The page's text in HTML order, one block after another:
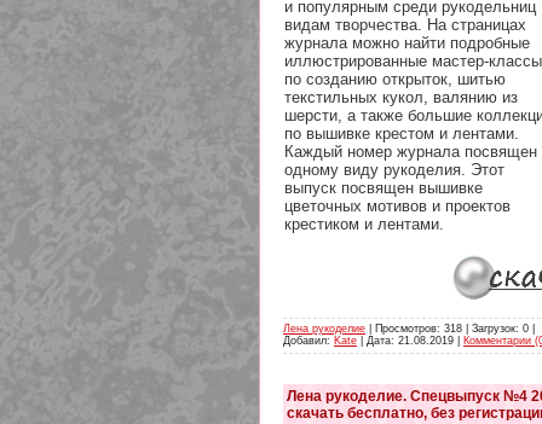
и популярным среди рукодельниц
видам творчества. На страницах
журнала можно найти подробные
иллюстрированные мастер-классы
по созданию открыток, шитью
текстильных кукол, валянию из
шерсти, а также большие
по вышивке крестом и лентами.
Каждый номер журнала посвящен
одному виду рукоделия. Этот
выпуск посвящен вышивке
цветочных мотивов и проектов
крестиком и лентами.
Лена рукоделие | Просмотров: 318 | Загрузок: 0 |
Добавил: Kate | Дата: 21.08.2019 Комментарии
Лена рукоделие. Спецвыпуск №4
скачать бесплатно, без